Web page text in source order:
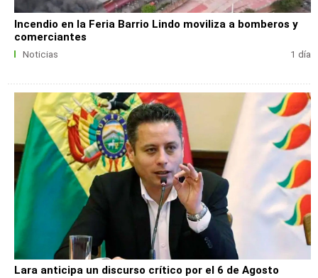
Incendio en la Feria Barrio Lindo moviliza a bomberos y
comerciantes
Noticias 1 día
Lara anticipa un discurso crítico por el 6 de Agosto